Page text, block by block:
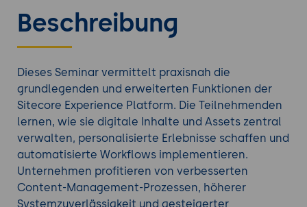
Beschreibung
Dieses Seminar vermittelt praxisnah die
grundlegenden und erweiterten Funktionen der
Sitecore Experience Platform. Die Teilnehmenden
lernen, wie sie digitale Inhalte und Assets zentral
verwalten, personalisierte Erlebnisse schaffen und
automatisierte Workflows implementieren.
Unternehmen profitieren von verbesserten
Content-Management-Prozessen, höherer
Systemzuverlässigkeit und gesteigerter